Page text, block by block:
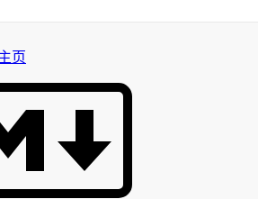
页